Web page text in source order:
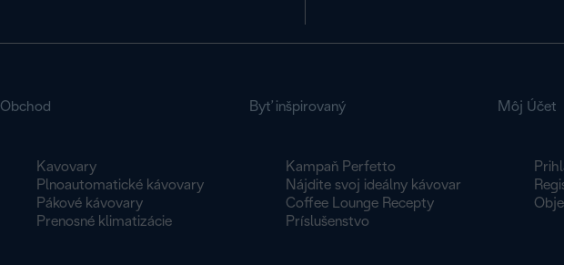
Obchod
Kavovary
Plnoautomatické kávovary
Pákové kávovary
Prenosné klimatizácie
Byť inšpirovaný
Kampaň Perfetto
Nájdite svoj ideálny kávovar
Coffee Lounge Recepty
Príslušenstvo
Môj Účet